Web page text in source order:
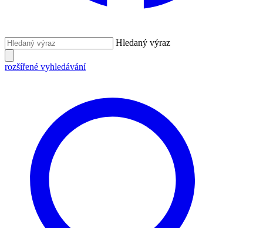
Hledaný výraz
rozšířené vyhledávání